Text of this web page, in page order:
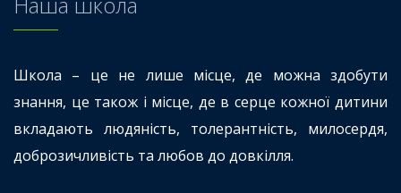
Школа – це не лише місце, де можна здобути
знання, це також і місце, де в серце кожної дитини
вкладають людяність, толерантність, милосердя,
доброзичливість та любов до довкілля.